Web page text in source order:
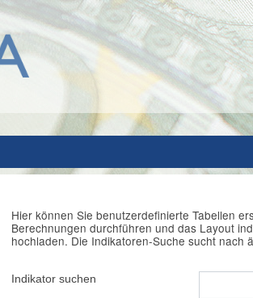
Hier können Sie benutzerdefinierte Tabellen
Berechnungen durchführen und das Layout
hochladen. Die Indikatoren-Suche sucht nach
Indikator suchen